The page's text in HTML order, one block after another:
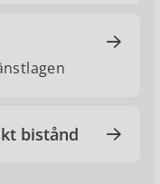
bistånd